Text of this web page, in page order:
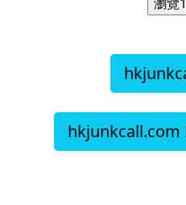
hkjunkcall.com